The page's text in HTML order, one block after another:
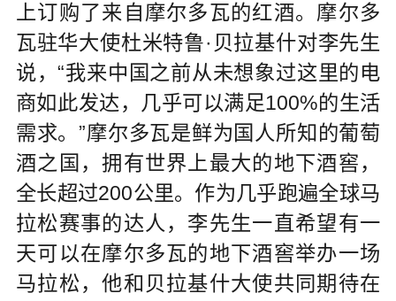
上订购了来自摩尔多瓦的红酒。摩尔多
瓦驻华大使杜米特鲁·贝拉基什对李先生
说，“我来中国之前从未想象过这里的电
商如此发达，几乎可以满足100%的生活
需求。”摩尔多瓦是鲜为国人所知的葡萄
酒之国，拥有世界上最大的地下酒窖，
全长超过200公里。作为几乎跑遍全球马
拉松赛事的达人，李先生一直希望有一
天可以在摩尔多瓦的地下酒窖举办一场
马拉松，他和贝拉基什大使共同期待在